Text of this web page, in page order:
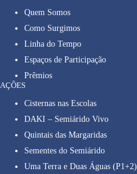
Quem Somos
Como Surgimos
Linha do Tempo
Espaços de Participação
Prêmios
AÇÕES
Cisternas nas Escolas
DAKI – Semiárido Vivo
Quintais das Margaridas
Sementes do Semiárido
Uma Terra e Duas Águas (P1+2)